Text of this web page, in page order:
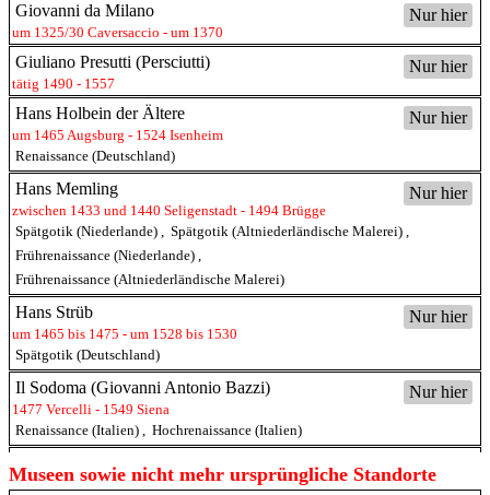
Nur hier
Giovanni da Milano
um 1325/30 Caversaccio - um 1370
Nur hier
Giuliano Presutti (Persciutti)
tätig 1490 - 1557
Nur hier
Hans Holbein der Ältere
um 1465 Augsburg - 1524 Isenheim
Renaissance (Deutschland)
Nur hier
Hans Memling
zwischen 1433 und 1440 Seligenstadt - 1494 Brügge
Spätgotik (Niederlande) , Spätgotik (Altniederländische Malerei) ,
Frührenaissance (Niederlande) ,
Frührenaissance (Altniederländische Malerei)
Nur hier
Hans Strüb
um 1465 bis 1475 - um 1528 bis 1530
Spätgotik (Deutschland)
Nur hier
Il Sodoma (Giovanni Antonio Bazzi)
1477 Vercelli - 1549 Siena
Renaissance (Italien) , Hochrenaissance (Italien)
Nur hier
Josse Lieferinxe
tätig um 1493 - 1505
Museen sowie nicht mehr ursprüngliche Standorte